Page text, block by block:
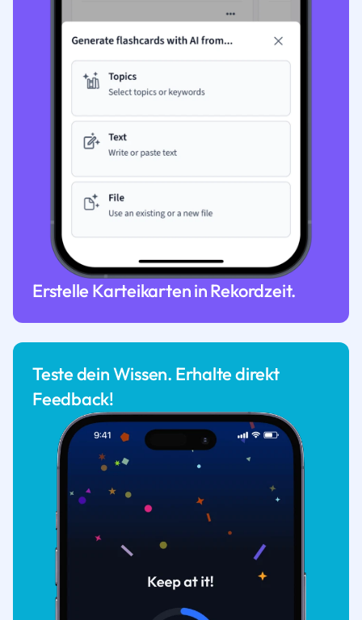
Erstelle Karteikarten in Rekordzeit.
Teste dein Wissen. Erhalte direkt
Feedback!